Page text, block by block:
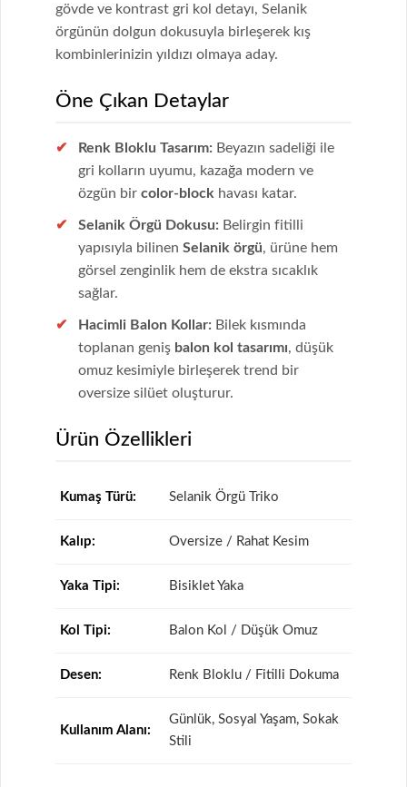
gövde ve kontrast gri kol detayı, Selanik
örgünün dolgun dokusuyla birleşerek kış
kombinlerinizin yıldızı olmaya aday.
Öne Çıkan Detaylar
Renk Bloklu Tasarım: Beyazın sadeliği ile
gri kolların uyumu, kazağa modern ve
özgün bir color-block havası katar.
Selanik Örgü Dokusu: Belirgin fitilli
yapısıyla bilinen Selanik örgü, ürüne hem
görsel zenginlik hem de ekstra sıcaklık
sağlar.
Hacimli Balon Kollar: Bilek kısmında
toplanan geniş balon kol tasarımı, düşük
omuz kesimiyle birleşerek trend bir
oversize silüet oluşturur.
Ürün Özellikleri
Kumaş Türü: Selanik Örgü Triko
Kalıp: Oversize / Rahat Kesim
Yaka Tipi: Bisiklet Yaka
Kol Tipi: Balon Kol / Düşük Omuz
Desen: Renk Bloklu / Fitilli Dokuma
Kullanım Alanı:
Günlük, Sosyal Yaşam, Sokak
Stili